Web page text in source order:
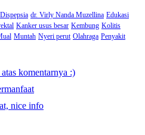
Dispepsia dr. Virly Nanda Muzellina Edukasi
Kanker usus besar Kembung Kolitis
Muntah Nyeri perut Olahraga Penyakit
komentarnya :)
nice info